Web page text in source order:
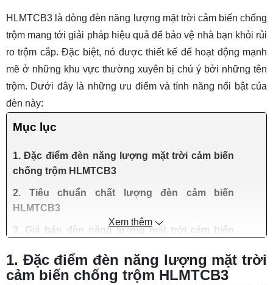
HLMTCB3 là dòngđèn năng lượng mặt trời cảm biến chống
trộm mang tới giải pháp hiệu quả để bảo vệ nhà bạn khỏi rủi
ro trộm cắp. Đặc biệt, nó được thiết kế để hoạt động mạnh
mẽ ở những khu vực thường xuyên bị chú ý bởi những tên
trộm. Dưới đây là những ưu điểm và tính năng nổi bật của
đèn này:
Mục lục
1. Đặc điểm đèn năng lượng mặt trời cảm biến
chống trộm HLMTCB3
2. Tiêu chuẩn chất lượng đèn cảm biến
HLMTCB3
3. Giá bán đèn năng lượng mặt trời cảm biến
Xem thêm
1. Đặc điểm đèn năng lượng mặt trời
cảm biến chống trộm HLMTCB3